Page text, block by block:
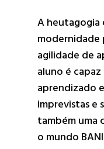
A heutagogia
modernidade
agilidade de
aluno é
aprendizado
imprevistas e
também uma
o mundo